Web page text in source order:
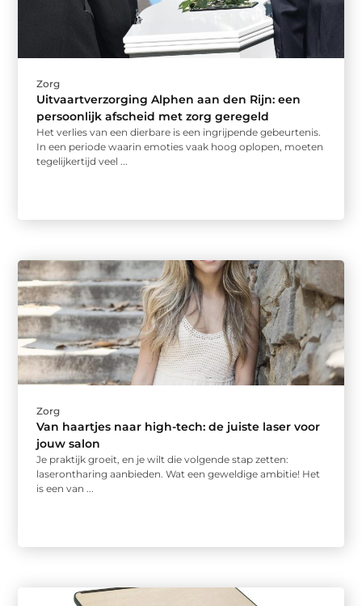
Zorg
Uitvaartverzorging Alphen aan den Rijn: een
persoonlijk afscheid met zorg geregeld
Het verlies van een dierbare is een ingrijpende gebeurtenis.
In een periode waarin emoties vaak hoog oplopen, moeten
tegelijkertijd veel ...
Zorg
Van haartjes naar high-tech: de juiste laser voor
jouw salon
Je praktijk groeit, en je wilt die volgende stap zetten:
laserontharing aanbieden. Wat een geweldige ambitie! Het
is een van ...